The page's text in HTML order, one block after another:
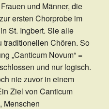
und Männer, die
ersten Chorprobe im
St. Ingbert. Sie alle
traditionellen Chören. So
„Canticum Novum“ =
und nur logisch.
nie zuvor in einem
Ziel von Canticum
Menschen